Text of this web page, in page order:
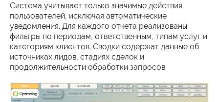
Система учитывает только значимые действия
пользователей, исключая автоматические
уведомления. Для каждого отчета реализованы
фильтры по периодам, ответственным, типам услуг и
категориям клиентов. Сводки содержат данные об
источниках лидов, стадиях сделок и
продолжительности обработки запросов.